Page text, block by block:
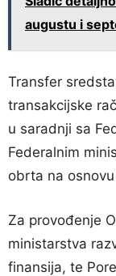
augustu i
Transfer
transakcijske
u saradnji sa
Federalnim
obrta na
Za provođenje
ministarstva
finansija, te